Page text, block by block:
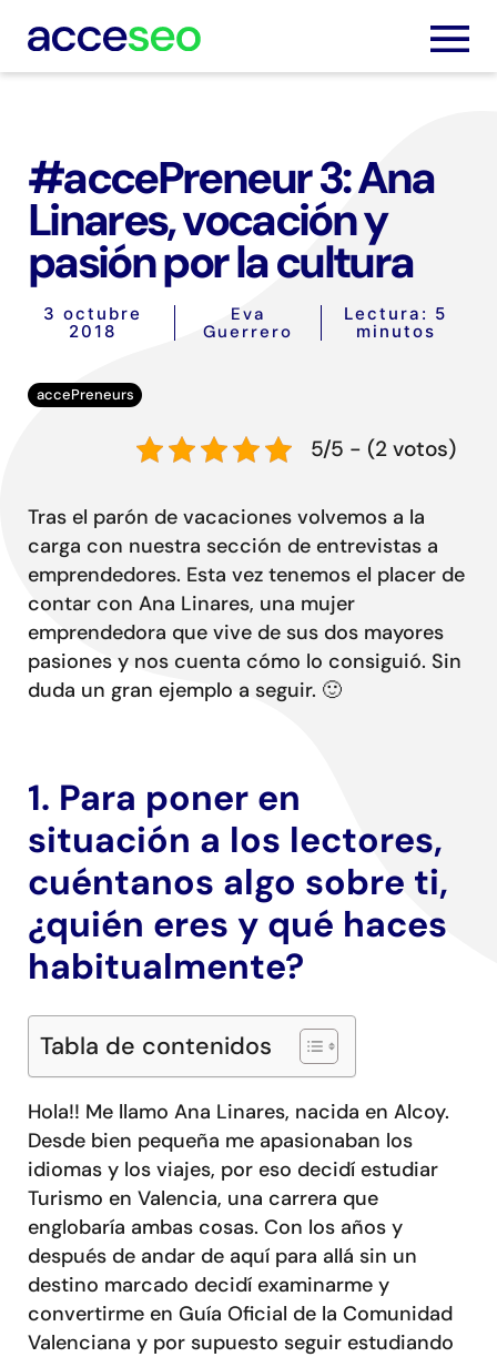
#accePreneur 3: Ana
Linares, vocación y
pasión por la cultura
3 octubre
2018
Eva
Guerrero
Lectura: 5
minutos
accePreneurs
5/5 - (2 votos)
Tras el parón de vacaciones volvemos a la
carga con nuestra sección de entrevistas a
emprendedores. Esta vez tenemos el placer de
contar con Ana Linares, una mujer
emprendedora que vive de sus dos mayores
pasiones y nos cuenta cómo lo consiguió. Sin
duda un gran ejemplo a seguir. 🙂
1. Para poner en
situación a los lectores,
cuéntanos algo sobre ti,
¿quién eres y qué haces
habitualmente?
Tabla de contenidos
Hola!! Me llamo Ana Linares, nacida en Alcoy.
Desde bien pequeña me apasionaban los
idiomas y los viajes, por eso decidí estudiar
Turismo en Valencia, una carrera que
englobaría ambas cosas. Con los años y
después de andar de aquí para allá sin un
destino marcado decidí examinarme y
convertirme en Guía Oficial de la Comunidad
Valenciana y por supuesto seguir estudiando